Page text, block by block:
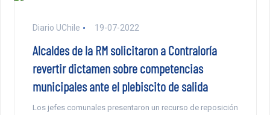
Diario UChile 19-07-2022
Alcaldes de la RM solicitaron a Contraloría
revertir dictamen sobre competencias
municipales ante el plebiscito de salida
Los jefes comunales presentaron un recurso de reposición